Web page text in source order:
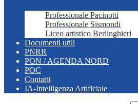
Professionale Pacinotti
Professionale Sismondi
Liceo artistico Berlinghieri
Documenti utili
PNRR
PON / AGENDA NORD
POC
Contatti
IA-Intelligenza Artificiale